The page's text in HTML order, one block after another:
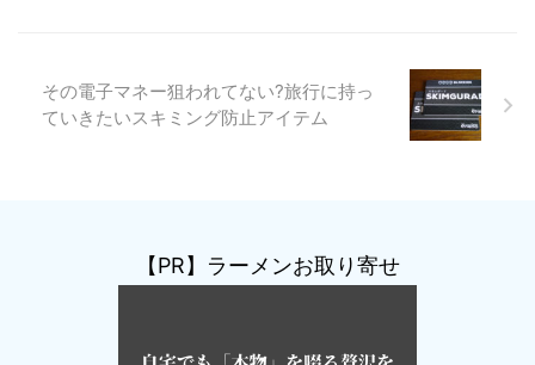
その電子マネー狙われてない?旅行に持っ
ていきたいスキミング防止アイテム
【PR】ラーメンお取り寄せ